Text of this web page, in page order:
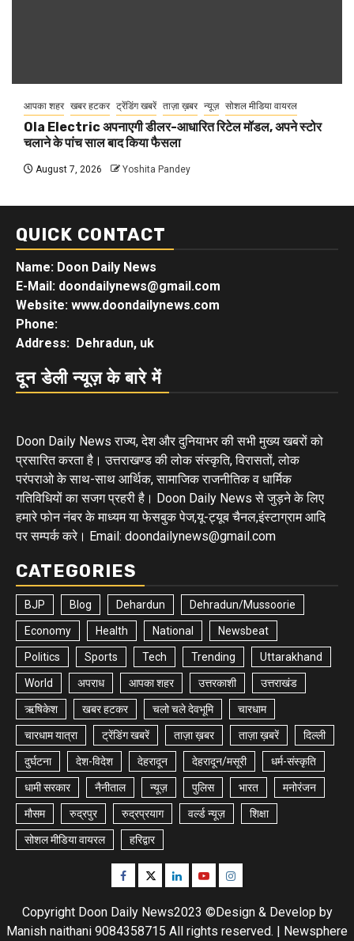
आपका शहर खबर हटकर ट्रेंडिंग खबरें ताज़ा ख़बर न्यूज़ सोशल मीडिया वायरल
Ola Electric अपनाएगी डीलर-आधारित रिटेल मॉडल, अपने स्टोर
चलाने के पांच साल बाद किया फैसला
August 7, 2026 Yoshita Pandey
QUICK CONTACT
Name: Doon Daily News
E-Mail: doondailynews@gmail.com
Website: www.doondailynews.com
Phone:
Address: Dehradun, uk
दून डेली न्यूज़ के बारे में
Doon Daily News राज्य, देश और दुनियाभर की सभी मुख्य खबरों को
प्रसारित करता है। उत्तराखण्ड की लोक संस्कृति, विरासतों, लोक
परंपराओ के साथ-साथ आर्थिक, सामाजिक राजनीतिक व धार्मिक
गतिविधियों का सजग प्रहरी है। Doon Daily News से जुड़ने के लिए
हमारे फोन नंबर के माध्यम या फेसबुक पेज,यू-ट्यूब चैनल,इंस्टाग्राम आदि
पर सम्पर्क करे। Email: doondailynews@gmail.com
CATEGORIES
BJP Blog Dehardun Dehradun/Mussoorie
Economy Health National Newsbeat
Politics Sports Tech Trending Uttarakhand
World अपराध आपका शहर उत्तरकाशी उत्तराखंड
ऋषिकेश खबर हटकर चलो चले देवभूमि चारधाम
चारधाम यात्रा ट्रेंडिंग खबरें ताज़ा ख़बर ताज़ा ख़बरें दिल्ली
दुर्घटना देश-विदेश देहरादून देहरादून/मसूरी धर्म-संस्कृति
धामी सरकार नैनीताल न्यूज़ पुलिस भारत मनोरंजन
मौसम रुद्रपुर रुद्रप्रयाग वर्ल्ड न्यूज़ शिक्षा
सोशल मीडिया वायरल हरिद्वार
Facebook
TwitterLinkedinYoutubeInstagram
Copyright Doon Daily News2023 ©Design & Develop by
Manish naithani 9084358715 All rights reserved. | Newsphere